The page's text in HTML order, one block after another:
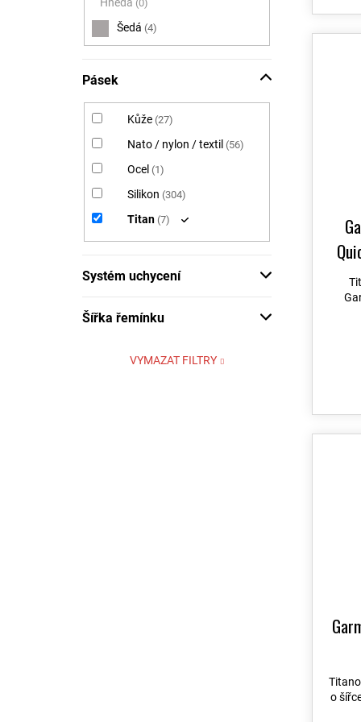
0
Šedá 4
Žlutá
Oranžová 0
Stříbrná
Zelená
Béžová
Vínová
Pásek
Kůže 27
Nato / nylon / textil 56
Ocel 1
Silikon 304
Titan 7
Systém uchycení
Šířka řemínku
VYMAZAT FILTRY
o